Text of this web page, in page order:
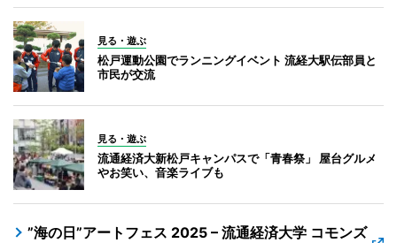
見る・遊ぶ
松戸運動公園でランニングイベント 流経大駅伝部員と
市民が交流
見る・遊ぶ
流通経済大新松戸キャンパスで「青春祭」 屋台グルメ
やお笑い、音楽ライブも
”海の日”アートフェス 2025 – 流通経済大学 コモンズ